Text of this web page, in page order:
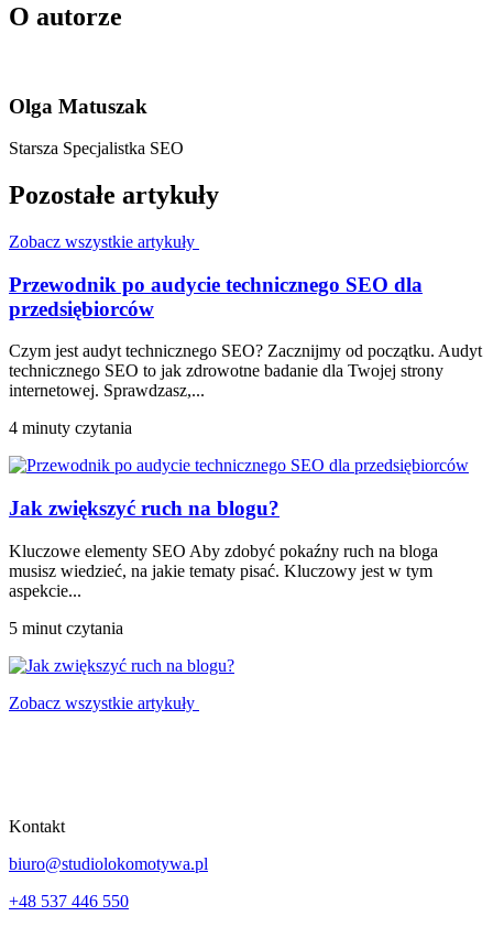
O autorze
Olga Matuszak
Starsza Specjalistka SEO
Pozostałe artykuły
Zobacz wszystkie artykuły
Przewodnik po audycie technicznego SEO dla
przedsiębiorców
Czym jest audyt technicznego SEO? Zacznijmy od początku. Audyt
technicznego SEO to jak zdrowotne badanie dla Twojej strony
internetowej. Sprawdzasz,...
4 minuty czytania
Jak zwiększyć ruch na blogu?
Kluczowe elementy SEO Aby zdobyć pokaźny ruch na bloga
musisz wiedzieć, na jakie tematy pisać. Kluczowy jest w tym
aspekcie...
5 minut czytania
Zobacz wszystkie artykuły
Kontakt
biuro@studiolokomotywa.pl
+48 537 446 550